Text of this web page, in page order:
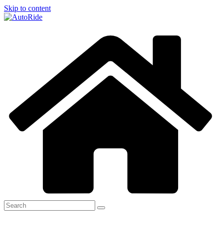
Skip to content